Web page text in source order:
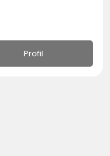
Profil